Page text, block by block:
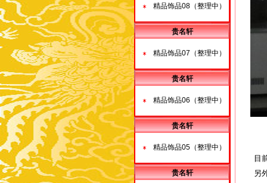
精品饰品08（整理中）
贵名轩
精品饰品07（整理中）
贵名轩
精品饰品06（整理中）
贵名轩
精品饰品05（整理中）
贵名轩
目前
另外